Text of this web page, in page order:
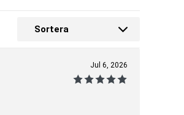
Sortera
Jul 6, 2026